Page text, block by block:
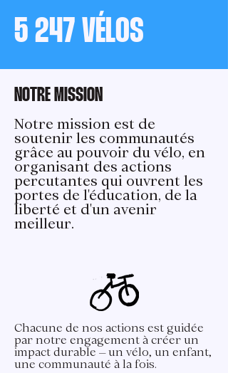
5 247 VÉLOS
NOTRE MISSION
Notre mission est de
soutenir les communautés
grâce au pouvoir du vélo, en
organisant des actions
percutantes qui ouvrent les
portes de l'éducation, de la
liberté et d'un avenir
meilleur.
Chacune de nos actions est guidée
par notre engagement à créer un
impact durable – un vélo, un enfant,
une communauté à la fois.